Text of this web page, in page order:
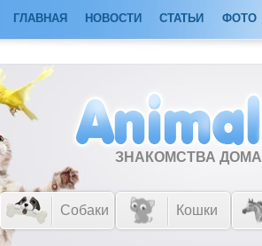
ГЛАВНАЯ НОВОСТИ СТАТЬИ ФОТО
ЗНАКОМСТВА
Собаки Кошки